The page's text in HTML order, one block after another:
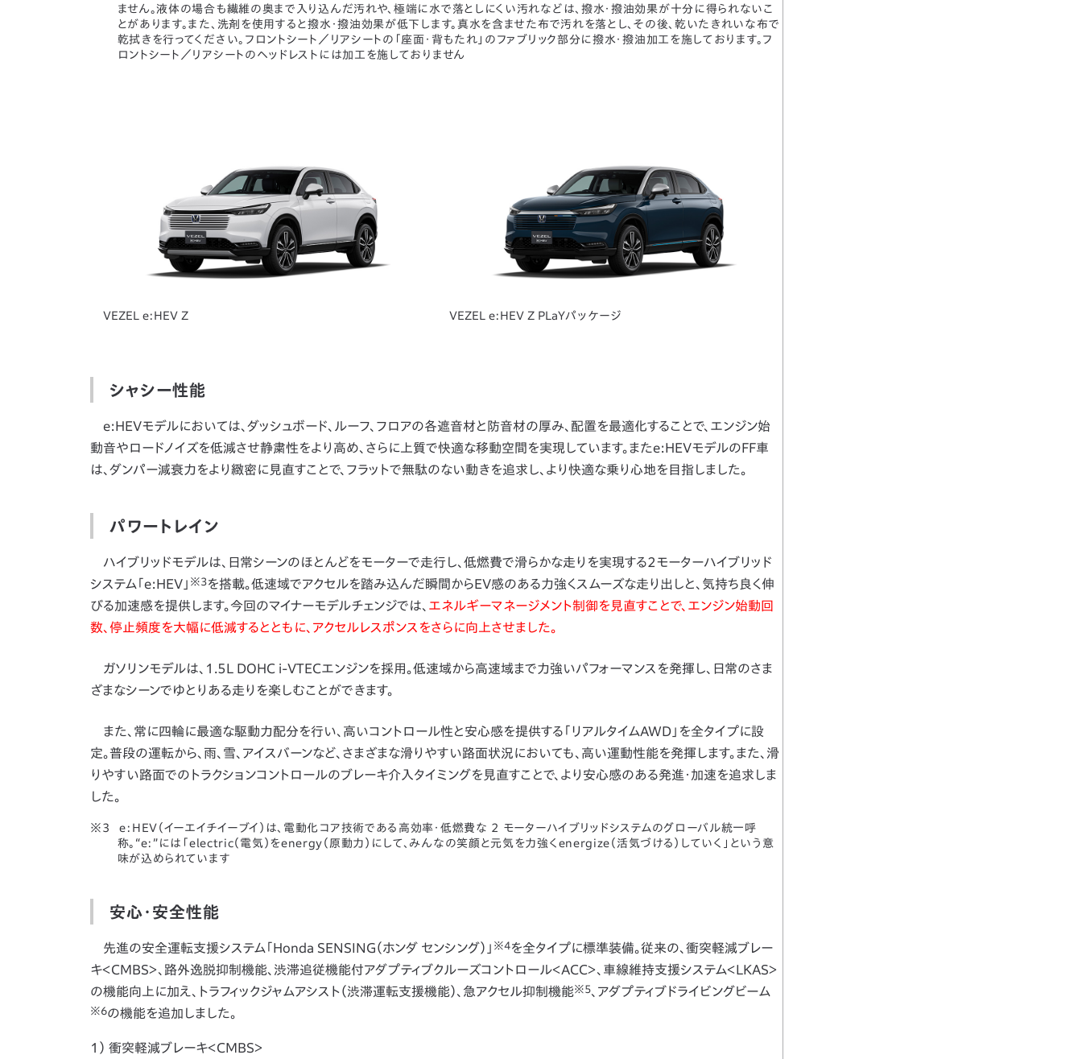
ません。液体の場合も繊維の奥まで入り込んだ汚れや、極端に水で落としにくい汚れなどは、撥水・撥油効果が十分に得られないこ
とがあります。また、洗剤を使用すると撥水・撥油効果が低下します。真水を含ませた布で汚れを落とし、その後、乾いたきれいな布で
乾拭きを行ってください。フロントシート／リアシートの「座面・背もたれ」のファブリック部分に撥水・撥油加工を施しております。フ
ロントシート／リアシートのヘッドレストには加工を施しておりません
VEZEL e:HEV Z VEZEL e:HEV Z PLaYパッケージ
シャシー性能
e:HEVモデルにおいては、ダッシュボード、ルーフ、フロアの各遮音材と防音材の厚み、配置を最適化することで、エンジン始
動音やロードノイズを低減させ静粛性をより高め、さらに上質で快適な移動空間を実現しています。またe:HEVモデルのFF車
は、ダンパー減衰力をより緻密に見直すことで、フラットで無駄のない動きを追求し、より快適な乗り心地を目指しました。
パワートレイン
ハイブリッドモデルは、日常シーンのほとんどをモーターで走行し、低燃費で滑らかな走りを実現する2モーターハイブリッド
システム「e:HEV」 ※3を搭載。低速域でアクセルを踏み込んだ瞬間からEV感のある力強くスムーズな走り出しと、気持ち良く伸
びる加速感を提供します。今回のマイナーモデルチェンジでは、 エネルギーマネージメント制御を見直すことで、エンジン始動回
数、停止頻度を大幅に低減するとともに、アクセルレスポンスをさらに向上させました。
ガソリンモデルは、1.5L DOHC i-VTECエンジンを採用。低速域から高速域まで力強いパフォーマンスを発揮し、日常のさま
ざまなシーンでゆとりある走りを楽しむことができます。
また、常に四輪に最適な駆動力配分を行い、高いコントロール性と安心感を提供する「リアルタイムAWD」を全タイプに設
定。普段の運転から、雨、雪、アイスバーンなど、さまざまな滑りやすい路面状況においても、高い運動性能を発揮します。また、滑
りやすい路面でのトラクションコントロールのブレーキ介入タイミングを見直すことで、より安心感のある発進・加速を追求しま
した。
e:HEV（イーエイチイーブイ）は、電動化コア技術である高効率・低燃費な 2 モーターハイブリッドシステムのグローバル統一呼
称。“e:”には「electric（電気）をenergy（原動力）にして、みんなの笑顔と元気を力強くenergize（活気づける）していく」という意
味が込められています
安心・安全性能
先進の安全運転支援システム「Honda SENSING（ホンダ センシング）」 ※4を全タイプに標準装備。従来の、衝突軽減ブレー
キ＜CMBS＞、路外逸脱抑制機能、渋滞追従機能付アダプティブクルーズコントロール＜ACC＞、車線維持支援システム＜LKAS＞
の機能向上に加え、トラフィックジャムアシスト（渋滞運転支援機能）、急アクセル抑制機能※5、アダプティブドライビングビーム
※6の機能を追加しました。
1） 衝突軽減ブレーキ＜CMBS＞